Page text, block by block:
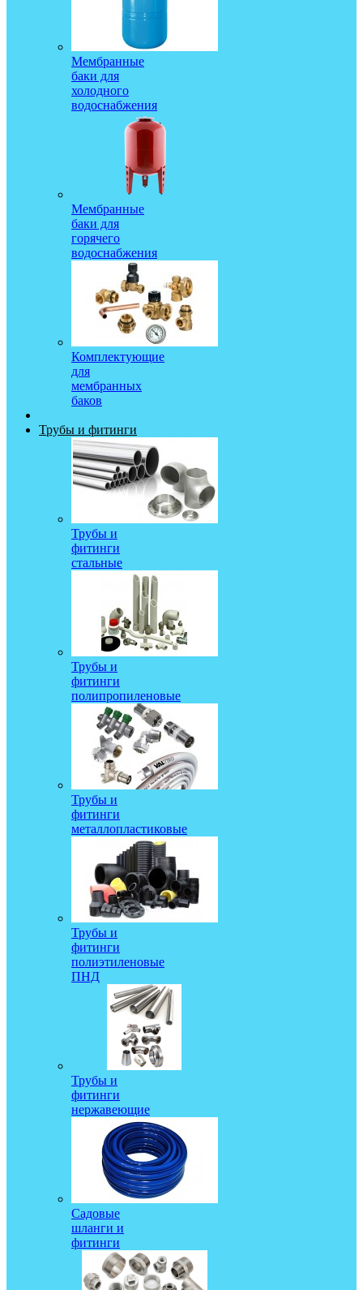
Мембранные
баки для
холодного
водоснабжения
Мембранные
баки для
горячего
водоснабжения
Комплектующие
для
мембранных
баков
Трубы и фитинги
Трубы и
фитинги
стальные
Трубы и
фитинги
полипропиленовые
Трубы и
фитинги
металлопластиковые
Трубы и
фитинги
полиэтиленовые
ПНД
Трубы и
фитинги
нержавеющие
Садовые
шланги и
фитинги